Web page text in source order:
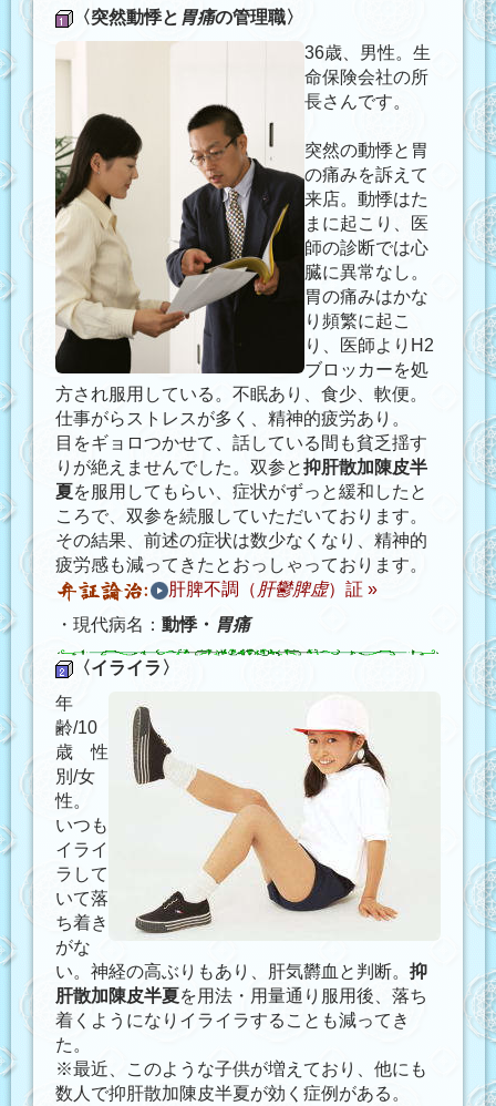
〈突然動悸と 胃痛の管理職〉
36歳、男性。生
命保険会社の所
長さんです。
突然の動悸と胃
の痛みを訴えて
来店。動悸はた
まに起こり、医
師の診断では心
臓に異常なし。
胃の痛みはかな
り頻繁に起こ
り、医師よりH2
ブロッカーを処
方され服用している。不眠あり、食少、軟便。
仕事がらストレスが多く、精神的疲労あり。
目をギョロつかせて、話している間も貧乏揺す
りが絶えませんでした。双参と抑肝散加陳皮半
夏を服用してもらい、症状がずっと緩和したと
ころで、双参を続服していただいております。
その結果、前述の症状は数少なくなり、精神的
疲労感も減ってきたとおっしゃっております。
肝脾不調（ 肝鬱脾虚）証 »
・現代病名： 動悸・ 胃痛
〈イライラ〉
年
齢/10
歳 性
別/女
性。
いつも
イライ
ラして
いて落
ち着き
がな
い。神経の高ぶりもあり、肝気欝血と判断。 抑
肝散加陳皮半夏を用法・用量通り服用後、落ち
着くようになりイライラすることも減ってき
た。
※最近、このような子供が増えており、他にも
数人で抑肝散加陳皮半夏が効く症例がある。